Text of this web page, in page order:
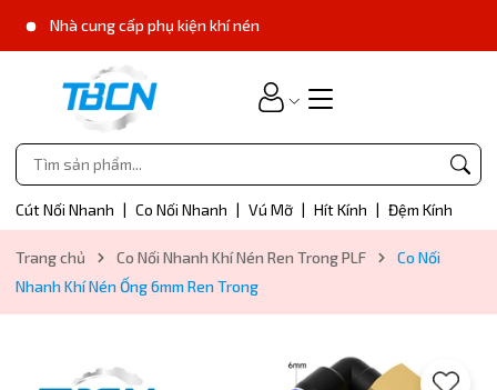
Nhà cung cấp phụ kiện khí nén
Cút Nối Nhanh | Co Nối Nhanh | Vú Mỡ | Hít Kính | Đệm Kính
Trang chủ Co Nối Nhanh Khí Nén Ren Trong PLF
Co Nối
Nhanh Khí Nén Ống 6mm Ren Trong